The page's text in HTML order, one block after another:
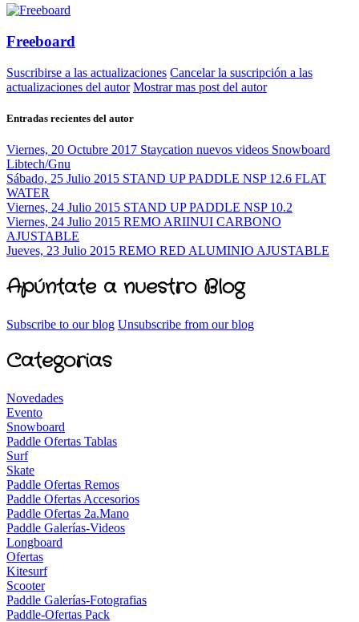
Freeboard
Suscribirse a las actualizaciones Cancelar la suscripción a las
actualizaciones del autor Mostrar mas post del autor
Entradas recientes del autor
Viernes, 20 Octubre 2017 Staycation nuevos videos Snowboard
Libtech/Gnu
Sábado, 25 Julio 2015 STAND UP PADDLE NSP 12.6 FLAT
WATER
Viernes, 24 Julio 2015 STAND UP PADDLE NSP 10.2
Viernes, 24 Julio 2015 REMO ARIINUI CARBONO
AJUSTABLE
Jueves, 23 Julio 2015 REMO RED ALUMINIO AJUSTABLE
Apúntate a nuestro Blog
Subscribe to our blog Unsubscribe from our blog
Categorias
Novedades
Evento
Snowboard
Paddle Ofertas Tablas
Surf
Skate
Paddle Ofertas Remos
Paddle Ofertas Accesorios
Paddle Ofertas 2a.Mano
Paddle Galerías-Videos
Longboard
Ofertas
Kitesurf
Scooter
Paddle Galerías-Fotografias
Paddle-Ofertas Pack